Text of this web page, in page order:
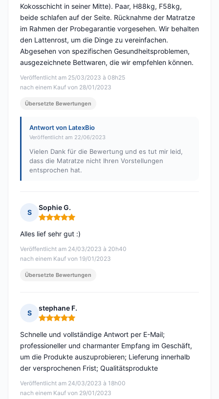
Veröffentlicht am 25/03/2023 à 08h25
nach einem Kauf von 28/01/2023
Kokosschicht in seiner Mitte). Paar, H88kg, F58kg,
beide schlafen auf der Seite. Rücknahme der Matratze
im Rahmen der Probegarantie vorgesehen. Wir behalten
den Lattenrost, um die Dinge zu vereinfachen.
Abgesehen von spezifischen Gesundheitsproblemen,
ausgezeichnete Bettwaren, die wir empfehlen können.
Übersetzte Bewertungen
Antwort von LatexBio
Veröffentlicht am 22/06/2023
Vielen Dank für die Bewertung und es tut mir leid,
dass die Matratze nicht Ihren Vorstellungen
entsprochen hat.
S
Sophie G.
Hinweis: 5 von 5
Veröffentlicht am 24/03/2023 à 20h40
nach einem Kauf von 19/01/2023
Alles lief sehr gut :)
Übersetzte Bewertungen
S
stephane F.
Hinweis: 5 von 5
Veröffentlicht am 24/03/2023 à 18h00
nach einem Kauf von 29/01/2023
Schnelle und vollständige Antwort per E-Mail;
professioneller und charmanter Empfang im Geschäft,
um die Produkte auszuprobieren; Lieferung innerhalb
der versprochenen Frist; Qualitätsprodukte